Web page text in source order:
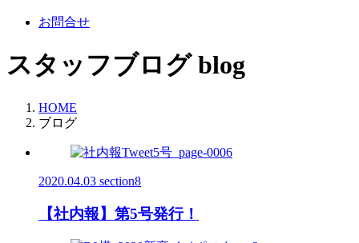
お問合せ
スタッフブログ blog
HOME
ブログ
2020.04.03 section8
【社内報】第5号発行！